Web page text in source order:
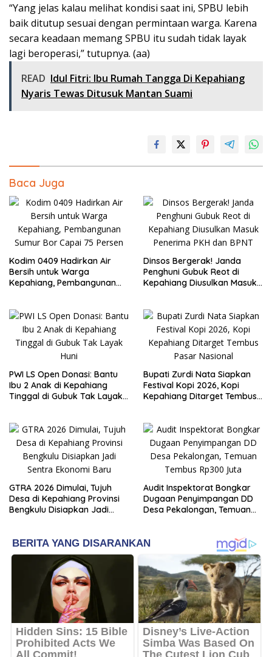
“Yang jelas kalau melihat kondisi saat ini, SPBU lebih
baik ditutup sesuai dengan permintaan warga. Karena
secara keadaan memang SPBU itu sudah tidak layak
lagi beroperasi,” tutupnya. (aa)
READ Idul Fitri: Ibu Rumah Tangga Di Kepahiang
Nyaris Tewas Ditusuk Mantan Suami
Baca Juga
Kodim 0409 Hadirkan Air
Bersih untuk Warga
Kepahiang, Pembangunan
Dinsos Bergerak! Janda
Penghuni Gubuk Reot di
Kepahiang Diusulkan Masuk
PWI LS Open Donasi: Bantu
Ibu 2 Anak di Kepahiang
Tinggal di Gubuk Tak Layak
Bupati Zurdi Nata Siapkan
Festival Kopi 2026, Kopi
Kepahiang Ditarget Tembus
GTRA 2026 Dimulai, Tujuh
Desa di Kepahiang Provinsi
Bengkulu Disiapkan Jadi
Audit Inspektorat Bongkar
Dugaan Penyimpangan DD
Desa Pekalongan, Temuan